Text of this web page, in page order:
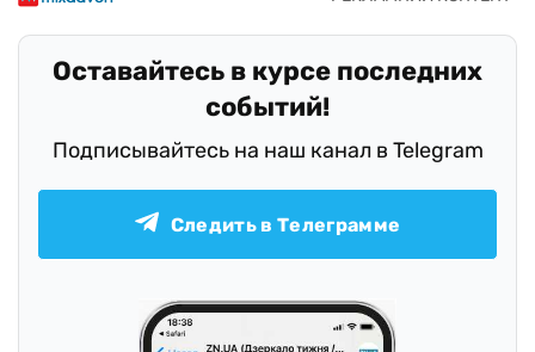
Оставайтесь в курсе последних
событий!
Подписывайтесь на наш канал в Telegram
Следить в Телеграмме